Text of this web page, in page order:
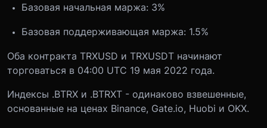
Базовая начальная маржа: 3%
Базовая поддерживающая маржа: 1.5%
Оба контракта TRXUSD и TRXUSDT начинают
торговаться в 04:00 UTC 19 мая 2022 года.
Индексы .BTRX и .BTRXT - одинаково взвешенные,
основанные на ценах Binance, Gate.io, Huobi и OKX.